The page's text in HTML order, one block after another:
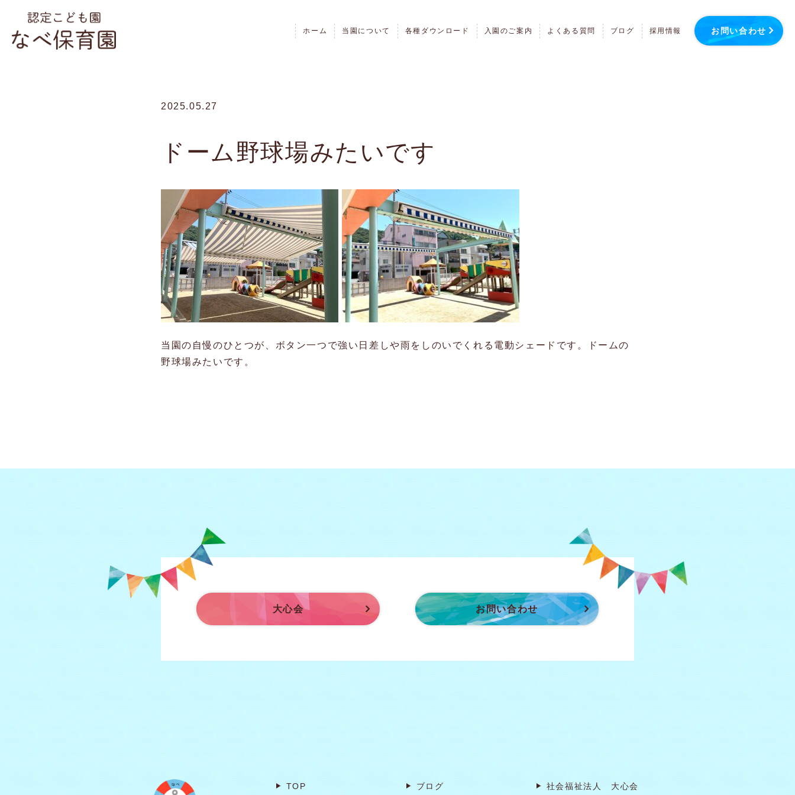
ホーム 当園について 各種ダウンロード 入園のご案内 よくある質問 ブログ 採用情報 お問い合わせ
2025.05.27
ドーム野球場みたいです
当園の自慢のひとつが、ボタン一つで強い日差しや雨をしのいでくれる電動シェードです。ドームの
野球場みたいです。
大心会 お問い合わせ
TOP ブログ 社会福祉法人 大心会